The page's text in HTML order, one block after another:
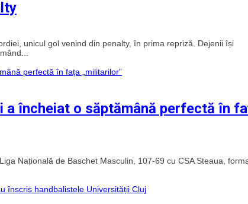
unicul gol venind din penalty, în prima repriză. Dejenii își
a încheiat o săptămână perfectă în
Națională de Baschet Masculin, 107-69 cu CSA Steaua,